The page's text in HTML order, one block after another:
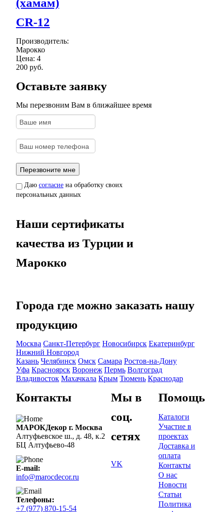
(хамам)
CR-12
Производитель:
Марокко
Цена: 4
200 руб.
Оставьте заявку
Мы перезвоним Вам в ближайшее время
Даю согласие на обработку своих
персональных данных
Наши сертификаты
качества из Турции и
Марокко
Города где можно заказать нашу
продукцию
Москва Санкт-Петербург Новосибирск Екатеринбург
Нижний Новгород
Казань Челябинск Омск Самара Ростов-на-Дону
Уфа Красноярск Воронеж Пермь Волгоград
Владивосток Махачкала Крым Тюмень Краснодар
Контакты
МАРОКДекор г. Москва
Алтуфьевское ш., д. 48, к.2
БЦ Алтуфьево-48
E-mail:
info@marocdecor.ru
Телефоны:
+7 (977) 870-15-54
Мы в
соц.
сетях
VK
Помощь
Каталоги
Участие в
проектах
Доставка и
оплата
Контакты
О нас
Новости
Статьи
Политика